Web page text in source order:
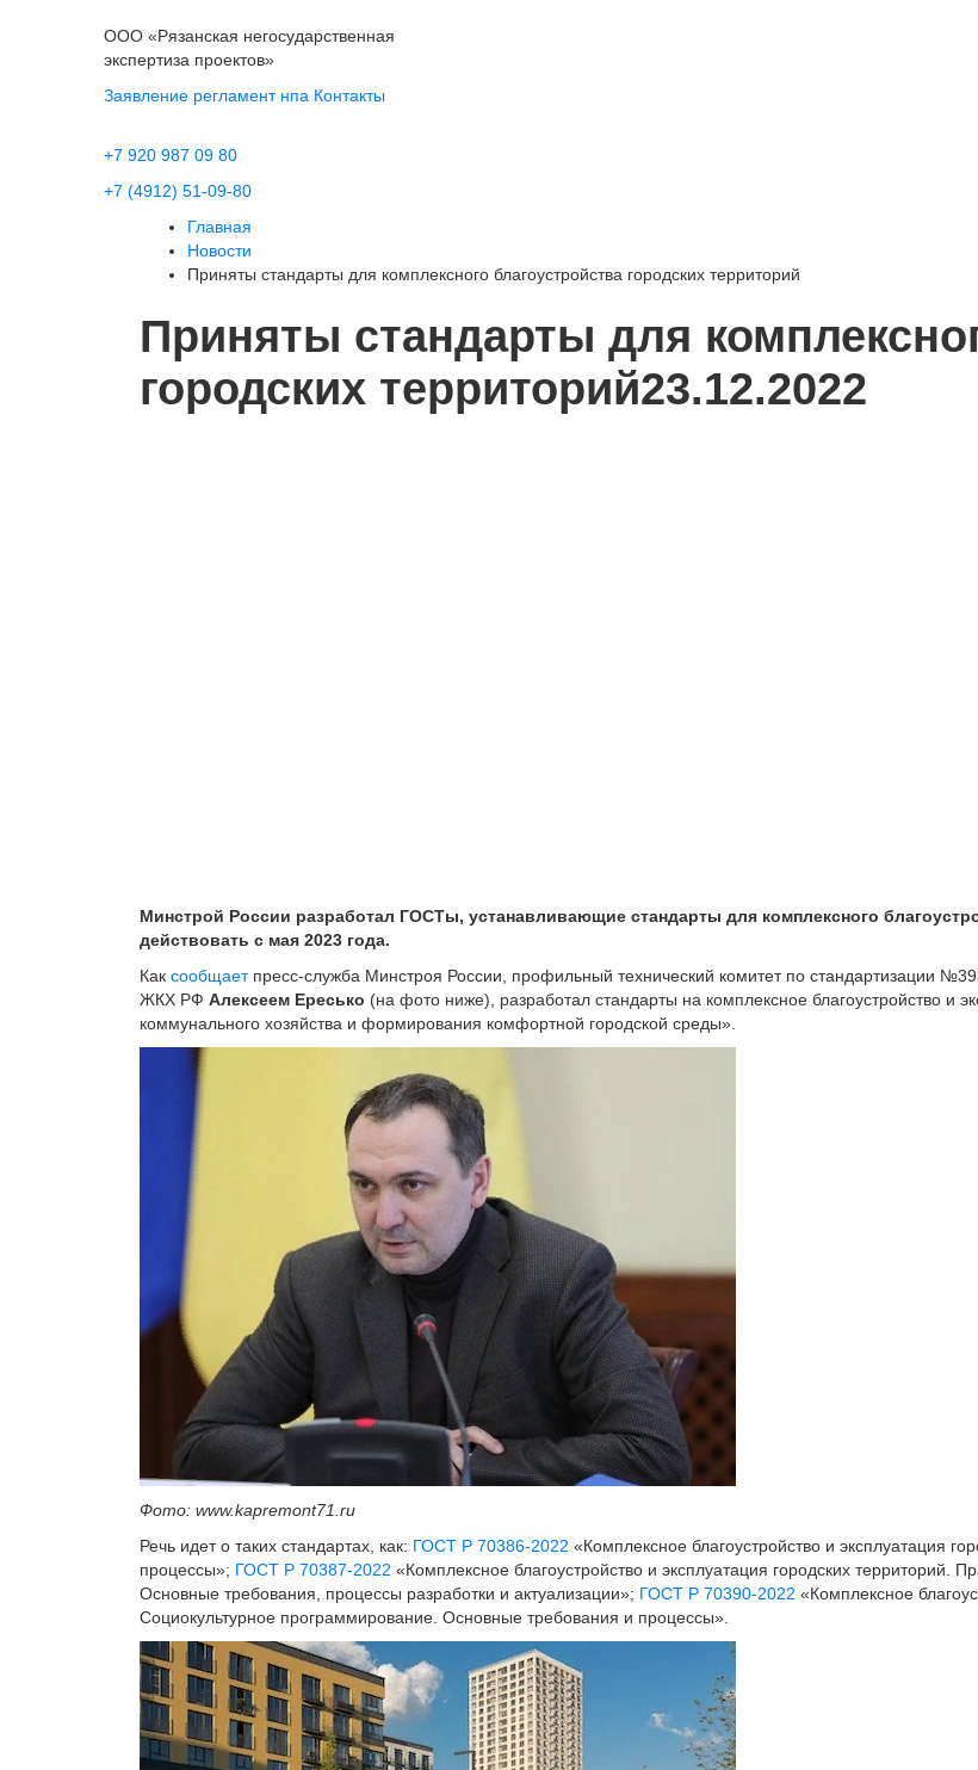
ООО «Рязанская негосударственная
экспертиза проектов»
Заявление регламент нпа Контакты
+7 920 987 09 80
+7 (4912) 51-09-80
Главная
Новости
Приняты стандарты для комплексного благоустройства городских территорий
Приняты стандарты для
городских территорий23.12.2022
Минстрой России разработал ГОСТы, устанавливающие стандарты для комплексного
действовать с мая 2023 года.
Как сообщаетпресс-служба Минстроя России, профильный технический комитет по стандартизации
ЖКХ РФ Алексеем Ересько (на фото ниже), разработал стандарты на комплексное благоустройство
коммунального хозяйства и формирования комфортной городской среды».
Фото: www.kapremont71.ru
Речь идет о таких стандартах, как: ГОСТ Р 70386-2022 «Комплексное благоустройство и эксплуатация
процессы»; ГОСТ Р 70387-2022 «Комплексное благоустройство и эксплуатация городских территорий.
Основные требования, процессы разработки и актуализации»; ГОСТ Р 70390-2022 «Комплексное
Социокультурное программирование. Основные требования и процессы».